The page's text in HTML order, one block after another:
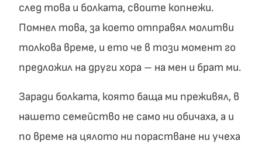
след това и болката, своите копнежи.
Помнел това, за което отправял молитви
толкова време, и ето че в този момент го
предложил на други хора – на мен и брат ми.
Заради болката, която баща ми преживял, в
нашето семейство не само ни обичаха, а и
по време на цялото ни порастване ни учеха